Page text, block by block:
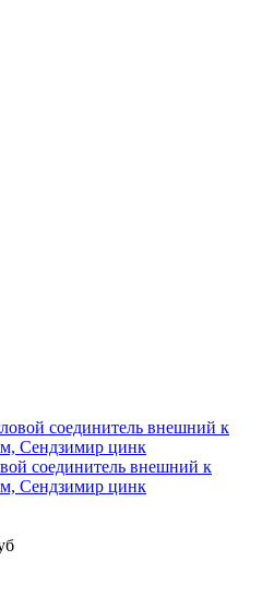
соединитель внешний к
Сендзимир цинк